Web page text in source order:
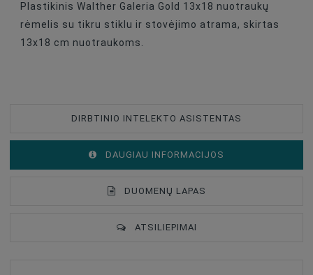
Plastikinis Walther Galeria Gold 13x18 nuotraukų
rėmelis su tikru stiklu ir stovėjimo atrama, skirtas
13x18 cm nuotraukoms.
DIRBTINIO INTELEKTO ASISTENTAS
DAUGIAU INFORMACIJOS
DUOMENŲ LAPAS
ATSILIEPIMAI